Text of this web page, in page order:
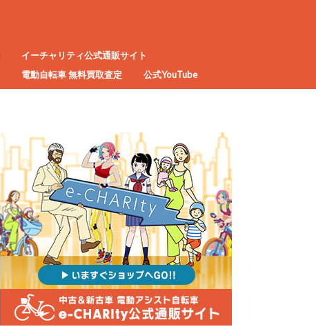
イーチャリティ公式通販サイト
電動自転車 無料買取査定
公式YouTube